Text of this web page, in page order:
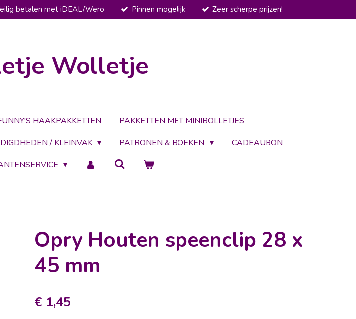
betalen met iDEAL/Wero Pinnen mogelijk Zeer scherpe prijzen!
Wolletje
HAAKPAKKETTEN
PAKKETTEN MET MINIBOLLETJES
/ KLEINVAK PATRONEN & BOEKEN
CADEAUBON
Opry Houten speenclip 28 x
45 mm
€ 1,45